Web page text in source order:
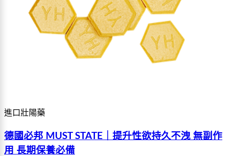
進口壯陽藥
德國必邦 MUST STATE｜提升性欲持久不洩 無副作
用 長期保養必備